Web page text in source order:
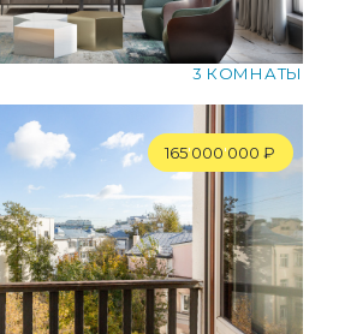
3 КОМНАТЫ
165'000'000 ₽